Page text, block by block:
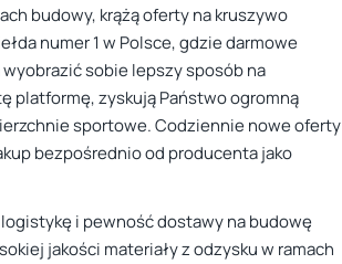
budowy, krążą oferty na kruszywo
numer 1 w Polsce, gdzie darmowe
sobie lepszy sposób na
platformę, zyskują Państwo ogromną
sportowe. Codziennie nowe oferty
bezpośrednio od producenta jako
i pewność dostawy na budowę
jakości materiały z odzysku w ramach